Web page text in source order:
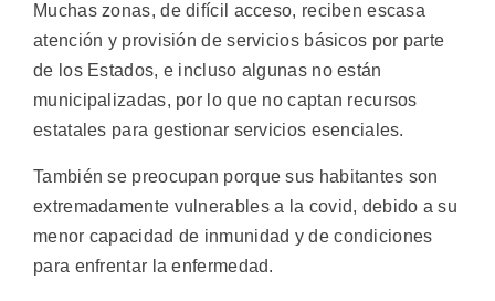
Muchas zonas, de difícil acceso, reciben escasa
atención y provisión de servicios básicos por parte
de los Estados, e incluso algunas no están
municipalizadas, por lo que no captan recursos
estatales para gestionar servicios esenciales.
También se preocupan porque sus habitantes son
extremadamente vulnerables a la covid, debido a su
menor capacidad de inmunidad y de condiciones
para enfrentar la enfermedad.